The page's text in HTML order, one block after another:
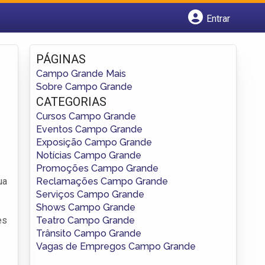
Entrar
Fazer login
Criar conta
PÁGINAS
Campo Grande Mais
Sobre Campo Grande
CATEGORIAS
Cursos Campo Grande
Eventos Campo Grande
Exposição Campo Grande
Notícias Campo Grande
Promoções Campo Grande
Reclamações Campo Grande
Serviços Campo Grande
Shows Campo Grande
Teatro Campo Grande
Trânsito Campo Grande
Vagas de Empregos Campo Grande